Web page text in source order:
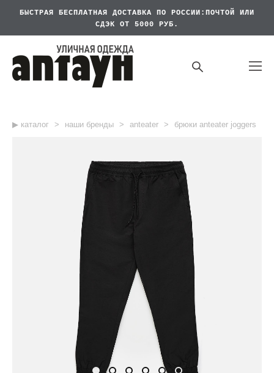
БЫСТРАЯ БЕСПЛАТНАЯ
ДОСТАВКА ПО РОССИИ:ПОЧТОЙ ИЛИ
СДЭК ОТ 5000 РУБ.
▶︎ каталог > наши бренды > anteater > брюки anteater joggers